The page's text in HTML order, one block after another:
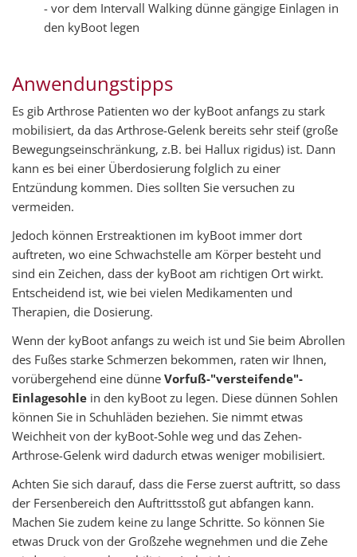
- vor dem Intervall Walking dünne gängige Einlagen in
den kyBoot legen
Anwendungstipps
Es gib Arthrose Patienten wo der kyBoot anfangs zu stark
mobilisiert, da das Arthrose-Gelenk bereits sehr steif (große
Bewegungseinschränkung, z.B. bei Hallux rigidus) ist. Dann
kann es bei einer Überdosierung folglich zu einer
Entzündung kommen. Dies sollten Sie versuchen zu
vermeiden.
Jedoch können Erstreaktionen im kyBoot immer dort
auftreten, wo eine Schwachstelle am Körper besteht und
sind ein Zeichen, dass der kyBoot am richtigen Ort wirkt.
Entscheidend ist, wie bei vielen Medikamenten und
Therapien, die Dosierung.
Wenn der kyBoot anfangs zu weich ist und Sie beim Abrollen
des Fußes starke Schmerzen bekommen, raten wir Ihnen,
vorübergehend eine dünne Vorfuß-"versteifende"-
Einlagesohle in den kyBoot zu legen. Diese dünnen Sohlen
können Sie in Schuhläden beziehen. Sie nimmt etwas
Weichheit von der kyBoot-Sohle weg und das Zehen-
Arthrose-Gelenk wird dadurch etwas weniger mobilisiert.
Achten Sie sich darauf, dass die Ferse zuerst auftritt, so dass
der Fersenbereich den Auftrittsstoß gut abfangen kann.
Machen Sie zudem keine zu lange Schritte. So können Sie
etwas Druck von der Großzehe wegnehmen und die Zehe